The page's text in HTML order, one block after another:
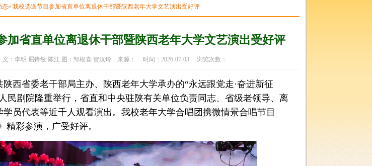
态» 我校选送节目参加省直单位离退休干部暨陕西老年大学文艺演出受好评
加省直单位离退休干部暨陕西老年大学文艺演出受好评
文：李明 屈锋敏 陈江 图：邹根喜 贺汉玲 来源： 时间：2026-07-03 浏览次数：
省委老干部局主办、陕西老年大学承办的“永远跟党走·奋进新征
民剧院隆重举行，省直和中央驻陕有关单位负责同志、省级老领导、离
员代表等近千人观看演出。我校老年大学合唱团携微情景合唱节目
精彩参演，广受好评。